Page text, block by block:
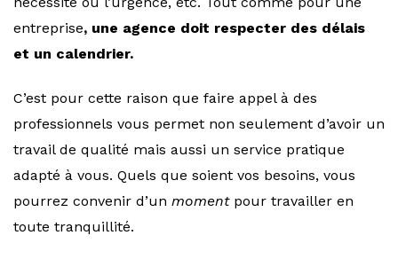
entreprise, une agence doit respecter des délais
et un calendrier.
C’est pour cette raison que faire appel à des
professionnels vous permet non seulement d’avoir un
travail de qualité mais aussi un service pratique
adapté à vous. Quels que soient vos besoins, vous
pourrez convenir d’un momentpour travailler en
toute tranquillité.